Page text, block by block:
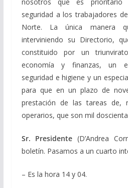
seguridad a los trabajadores
Norte. La única manera
interviniendo su Directorio,
constituido por un
economía y finanzas, un
seguridad e higiene y un
para que en un plazo de
prestación de las tareas de,
operarios, que son mil
Sr. Presidente (D’Andrea
boletín. Pasamos a un cuarto
– Es la hora 14 y 04.